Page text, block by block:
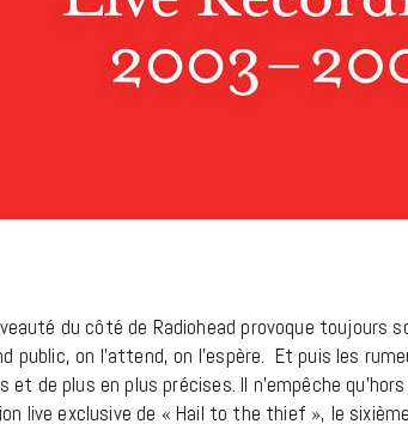
du côté de Radiohead provoque toujours
public, on l’attend, on l’espère. Et puis les
de plus en plus précises. Il n’empêche
live exclusive de « Hail to the thief », le